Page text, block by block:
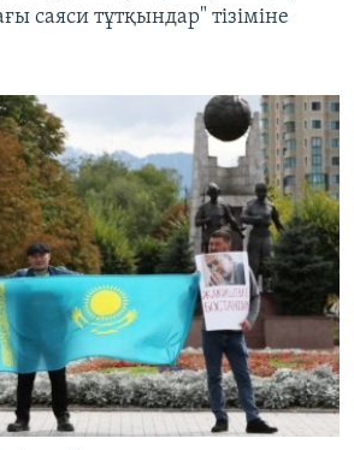
саяси тұтқындар" тізіміне